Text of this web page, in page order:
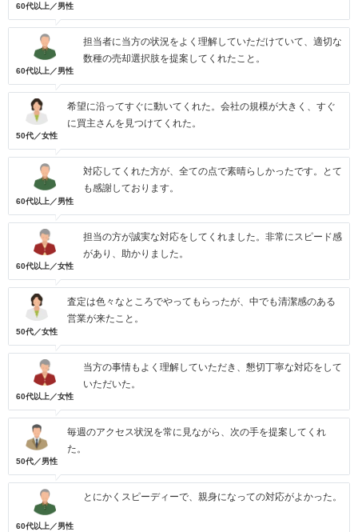
60代以上／男性
60代以上／男性
担当者に当方の状況をよく理解していただけていて、適切な
数種の売却選択肢を提案してくれたこと。
50代／女性
希望に沿ってすぐに動いてくれた。会社の規模が大きく、すぐ
に買主さんを見つけてくれた。
60代以上／男性
対応してくれた方が、全ての点で素晴らしかったです。とて
も感謝しております。
60代以上／女性
担当の方が誠実な対応をしてくれました。非常にスピード感
があり、助かりました。
50代／女性
査定は色々なところでやってもらったが、中でも清潔感のある
営業が来たこと。
60代以上／女性
当方の事情もよく理解していただき、懇切丁寧な対応をして
いただいた。
50代／男性
毎週のアクセス状況を常に見ながら、次の手を提案してくれ
た。
60代以上／男性
とにかくスピーディーで、親身になっての対応がよかった。